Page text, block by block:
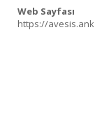
Web Sayfası
https://